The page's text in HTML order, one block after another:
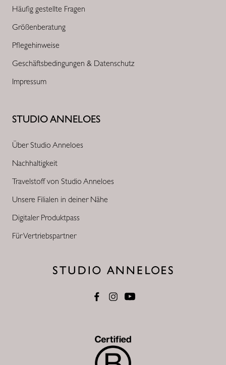
STUDIO ANNELOES
Über Studio Anneloes
Nachhaltigkeit
Travelstoff von Studio Anneloes
Unsere Filialen in deiner Nähe
Digitaler Produktpass
Für Vertriebspartner
Häufig gestellte Fragen
Größenberatung
Pflegehinweise
Geschäftsbedingungen & Datenschutz
Impressum